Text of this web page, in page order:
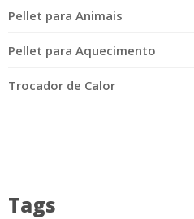
Pellet para Animais
Pellet para Aquecimento
Trocador de Calor
Tags